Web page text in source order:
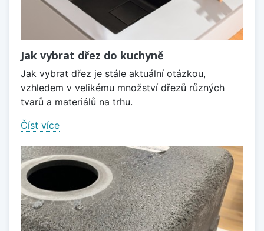
Jak vybrat dřez do kuchyně
Jak vybrat dřez je stále aktuální otázkou,
vzhledem v velikému množství dřezů různých
tvarů a materiálů na trhu.
Číst více